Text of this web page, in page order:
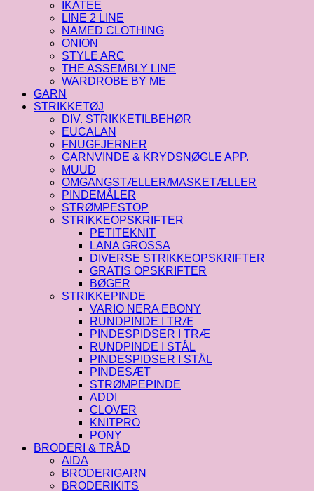
IKATEE
LINE 2 LINE
NAMED CLOTHING
ONION
STYLE ARC
THE ASSEMBLY LINE
WARDROBE BY ME
GARN
STRIKKETØJ
DIV. STRIKKETILBEHØR
EUCALAN
FNUGFJERNER
GARNVINDE & KRYDSNØGLE APP.
MUUD
OMGANGSTÆLLER/MASKETÆLLER
PINDEMÅLER
STRØMPESTOP
STRIKKEOPSKRIFTER
PETITEKNIT
LANA GROSSA
DIVERSE STRIKKEOPSKRIFTER
GRATIS OPSKRIFTER
BØGER
STRIKKEPINDE
VARIO NERA EBONY
RUNDPINDE I TRÆ
PINDESPIDSER I TRÆ
RUNDPINDE I STÅL
PINDESPIDSER I STÅL
PINDESÆT
STRØMPEPINDE
ADDI
CLOVER
KNITPRO
PONY
BRODERI & TRÅD
AIDA
BRODERIGARN
BRODERIKITS